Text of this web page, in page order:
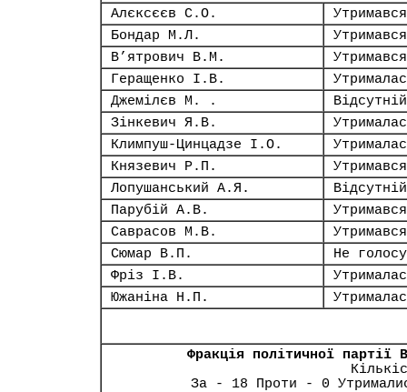
Алєксєєв С.О.
Утримався
Бондар М.Л.
Утримався
В’ятрович В.М.
Утримався
Геращенко І.В.
Джемілєв М. .
Відсутній
Зінкевич Я.В.
Климпуш-Цинцадзе І.О.
Князевич Р.П.
Утримався
Лопушанський А.Я.
Відсутній
Парубій А.В.
Утримався
Саврасов М.В.
Утримався
Сюмар В.П.
Не
Фріз І.В.
Южаніна Н.П.
Фракція політичної партії
За - 18 Проти - 0